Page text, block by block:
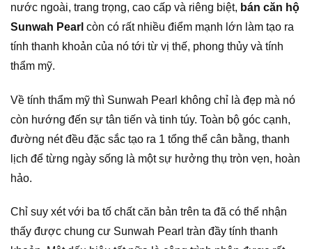
nước ngoài, trang trọng, cao cấp và riêng biệt, bán căn hộ
Sunwah Pearl còn có rất nhiều điểm mạnh lớn làm tạo ra
tính thanh khoản của nó tới từ vị thế, phong thủy và tính
thẩm mỹ.
Về tính thẩm mỹ thì Sunwah Pearl không chỉ là đẹp mà nó
còn hướng đến sự tân tiến và tinh túy. Toàn bộ góc cạnh,
đường nét đều đặc sắc tạo ra 1 tổng thể cân bằng, thanh
lịch để từng ngày sống là một sự hưởng thụ tròn vẹn, hoàn
hảo.
Chỉ suy xét với ba tố chất căn bản trên ta đã có thể nhận
thấy được chung cư Sunwah Pearl tràn đầy tính thanh